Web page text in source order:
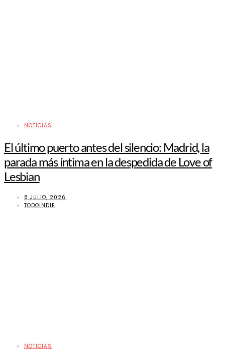
NOTICIAS
El último puerto antes del silencio: Madrid, la
parada más íntima en la despedida de Love of
Lesbian
8 JULIO, 2026
TODOINDIE
NOTICIAS